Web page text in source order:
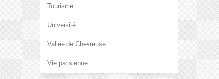
Tourisme
Université
Vallée de Chevreuse
Vie parisienne